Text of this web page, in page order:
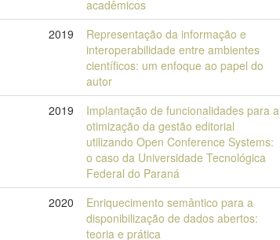
acadêmicos
2019
Representação da informação e
interoperabilidade entre ambientes
científicos: um enfoque ao papel do
autor
2019
Implantação de funcionalidades para a
otimização da gestão editorial
utilizando Open Conference Systems:
o caso da Universidade Tecnológica
Federal do Paraná
2020
Enriquecimento semântico para a
disponibilização de dados abertos:
teoria e prática